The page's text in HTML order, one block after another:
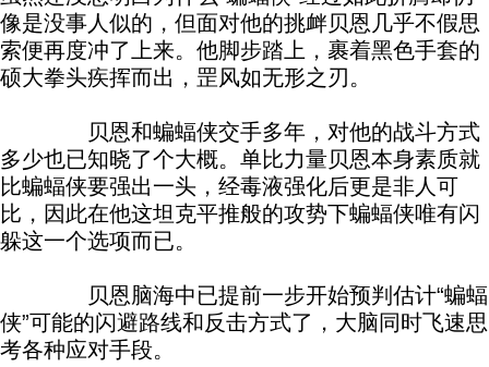
像是没事人似的，但面对他的挑衅贝恩几乎不假思
索便再度冲了上来。他脚步踏上，裹着黑色手套的
硕大拳头疾挥而出，罡风如无形之刃。
贝恩和蝙蝠侠交手多年，对他的战斗方式
多少也已知晓了个大概。单比力量贝恩本身素质就
比蝙蝠侠要强出一头，经毒液强化后更是非人可
比，因此在他这坦克平推般的攻势下蝙蝠侠唯有闪
躲这一个选项而已。
贝恩脑海中已提前一步开始预判估计“蝙蝠
侠”可能的闪避路线和反击方式了，大脑同时飞速思
考各种应对手段。